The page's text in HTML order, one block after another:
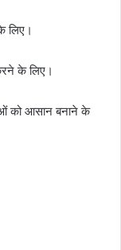
लिए।
के लिए।
को आसान बनाने के